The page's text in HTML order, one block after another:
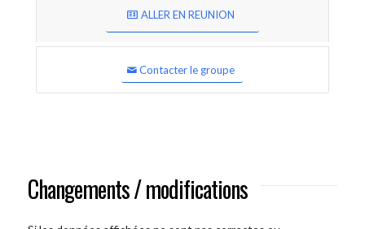
ALLER EN REUNION
Contacter le groupe
Changements / modifications